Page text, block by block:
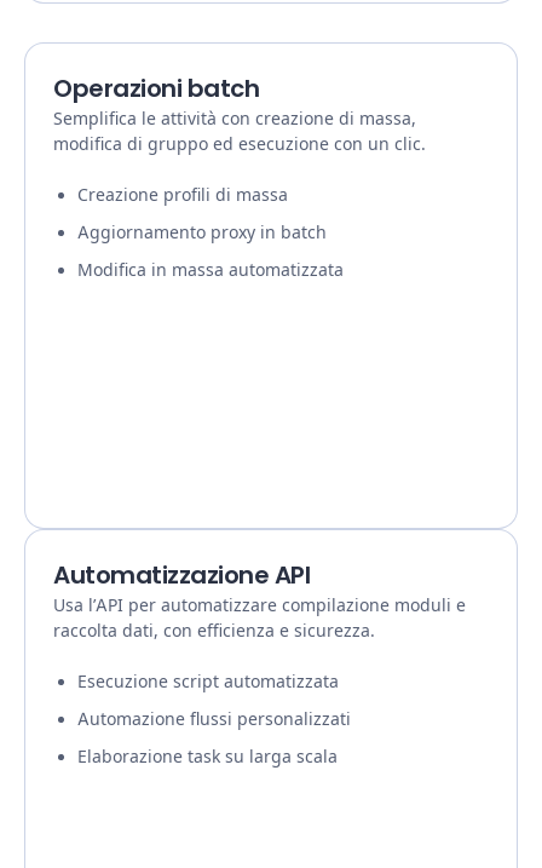
Operazioni batch
Semplifica le attività con creazione di massa,
modifica di gruppo ed esecuzione con un clic.
Creazione profili di massa
Aggiornamento proxy in batch
Modifica in massa automatizzata
Automatizzazione API
Usa l’API per automatizzare compilazione moduli e
raccolta dati, con efficienza e sicurezza.
Esecuzione script automatizzata
Automazione flussi personalizzati
Elaborazione task su larga scala